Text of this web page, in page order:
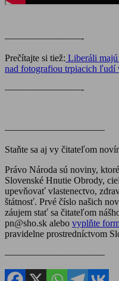
————————-
Prečítajte si tiež: Liberáli
nad fotografiou trpiacich ľudí
————————-
————————–——
Staňte sa aj vy čitateľom
Právo Národa sú noviny,
Slovenské Hnutie Obrody,
upevňovať vlastenectvo,
štátnosť. Prvé číslo našich
záujem stať sa čitateľom
pn@sho.sk alebo vyplňte
pravidelne prostredníctvom
————————–——